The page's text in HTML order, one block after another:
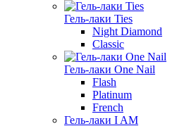
Гель-лаки Ties
Night Diamond
Classic
Гель-лаки One Nail
Flash
Platinum
French
Гель-лаки I AM